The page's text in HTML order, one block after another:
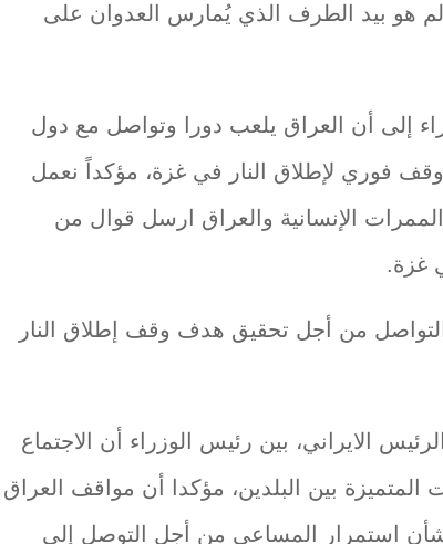
هو بيد الطرف الذي يُمارس العدوان على
إلى أن العراق يلعب دورا وتواصل مع دول
فوري لإطلاق النار في غزة، مؤكداً نعمل
الإنسانية والعراق ارسل قوال من
غزة.
من أجل تحقيق هدف وقف إطلاق النار
الايراني، بين رئيس الوزراء أن الاجتماع
المتميزة بين البلدين، مؤكدا أن مواقف العراق
استمرار المساعي من أجل التوصل إلى